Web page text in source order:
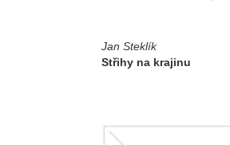
Jan Steklík
Střihy na krajinu